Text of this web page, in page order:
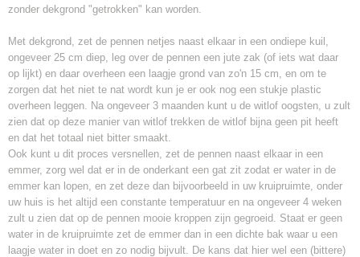
zonder dekgrond "getrokken" kan worden.
Met dekgrond, zet de pennen netjes naast elkaar in een ondiepe kuil,
ongeveer 25 cm diep, leg over de pennen een jute zak (of iets wat daar
op lijkt) en daar overheen een laagje grond van zo'n 15 cm, en om te
zorgen dat het niet te nat wordt kun je er ook nog een stukje plastic
overheen leggen. Na ongeveer 3 maanden kunt u de witlof oogsten, u zult
zien dat op deze manier van witlof trekken de witlof bijna geen pit heeft
en dat het totaal niet bitter smaakt.
Ook kunt u dit proces versnellen, zet de pennen naast elkaar in een
emmer, zorg wel dat er in de onderkant een gat zit zodat er water in de
emmer kan lopen, en zet deze dan bijvoorbeeld in uw kruipruimte, onder
uw huis is het altijd een constante temperatuur en na ongeveer 4 weken
zult u zien dat op de pennen mooie kroppen zijn gegroeid. Staat er geen
water in de kruipruimte zet de emmer dan in een dichte bak waar u een
laagje water in doet en zo nodig bijvult. De kans dat hier wel een (bittere)